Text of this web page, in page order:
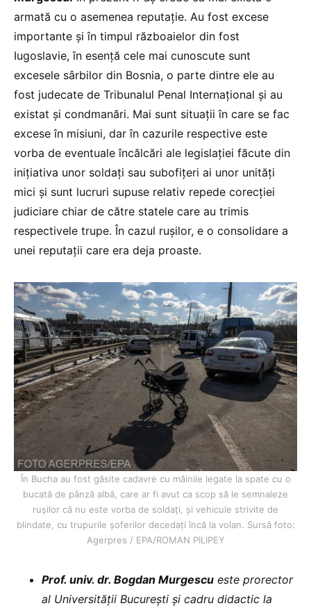
armată cu o asemenea reputație. Au fost excese
importante și în timpul războaielor din fost
Iugoslavie, în esență cele mai cunoscute sunt
excesele sârbilor din Bosnia, o parte dintre ele au
fost judecate de Tribunalul Penal Internațional și au
existat și condmanări. Mai sunt situații în care se fac
excese în misiuni, dar în cazurile respective este
vorba de eventuale încălcări ale legislației făcute din
inițiativa unor soldați sau subofițeri ai unor unități
mici și sunt lucruri supuse relativ repede corecției
judiciare chiar de către statele care au trimis
respectivele trupe. În cazul rușilor, e o consolidare a
unei reputații care era deja proaste.
În Bucha au fost găsite cadavre cu mâinile legate la spate cu o
bucată de pânză albă, care ar fi avut ca scop să le semnaleze
rușilor că nu este vorba de soldați, și vehicule strivite de
blindate, cu trupurile șoferilor decedați încă la volan. Sursă foto:
Agerpres / EPA/ROMAN PILIPEY
Prof. univ. dr. Bogdan Murgescu este prorector
al Universității București și cadru didactic la